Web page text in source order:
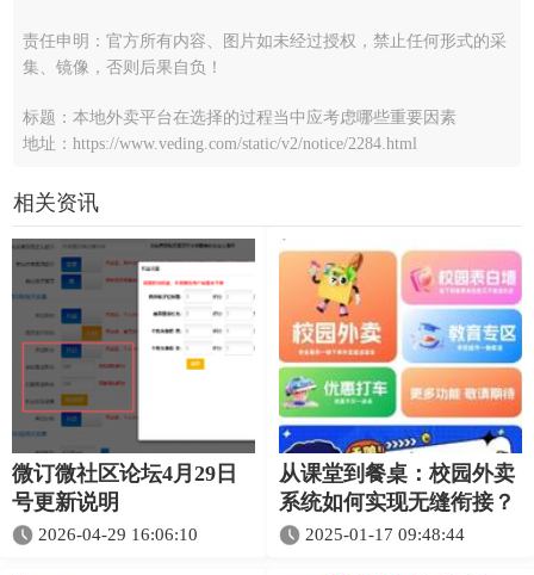
责任申明：官方所有内容、图片如未经过授权，禁止任何形式的采
集、镜像，否则后果自负！
标题：本地外卖平台在选择的过程当中应考虑哪些重要因素
地址：https://www.veding.com/static/v2/notice/2284.html
相关资讯
微订微社区论坛4月29日
号更新说明
2026-04-29 16:06:10
从课堂到餐桌：校园外卖
系统如何实现无缝衔接？
2025-01-17 09:48:44